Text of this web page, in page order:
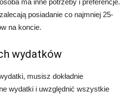
ma inne potrzeby i preferencje.
posiadanie co najmniej 25-
na koncie.
wydatków
musisz dokładnie
wydatki i uwzględnić wszystkie